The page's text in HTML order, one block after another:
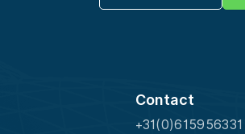
Contact
+31(0)615956331